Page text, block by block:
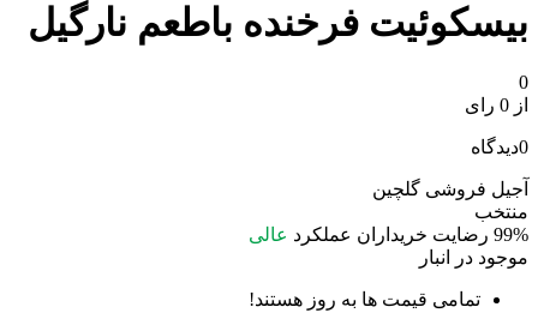
بيسکوئيت فرخنده باطعم نارگیل
0
از 0 رای
0دیدگاه
آجیل فروشی گلچین
منتخب
99% رضایت خریداران عملکرد عالی
موجود در انبار
تمامی قیمت ها به روز هستند!